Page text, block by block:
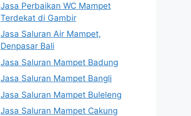
Jasa Perbaikan WC Mampet
Terdekat di Gambir
Jasa Saluran Air Mampet,
Denpasar Bali
Jasa Saluran Mampet Badung
Jasa Saluran Mampet Bangli
Jasa Saluran Mampet Buleleng
Jasa Saluran Mampet Cakung